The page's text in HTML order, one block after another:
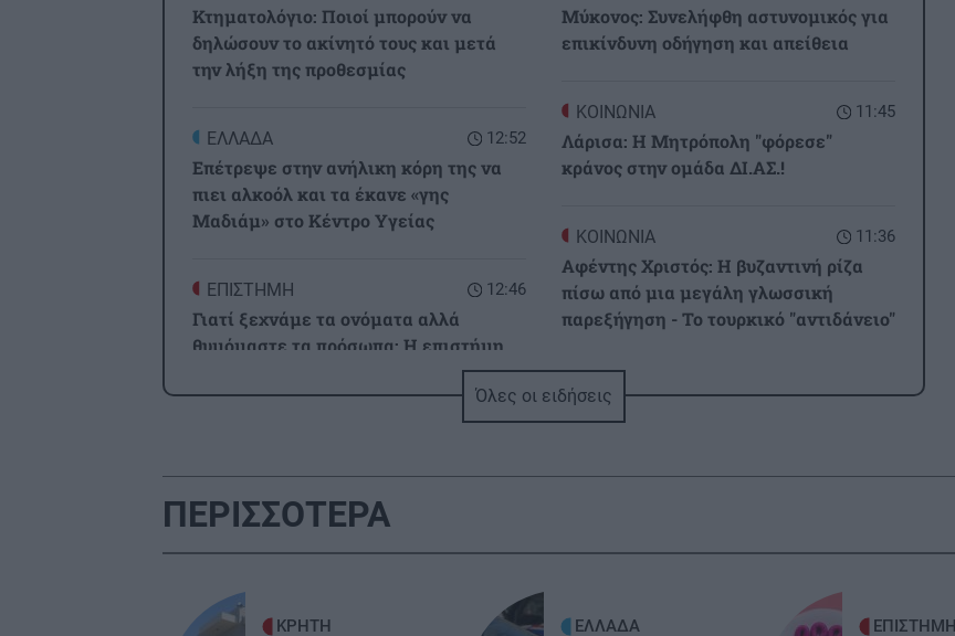
Κτηματολόγιο: Ποιοί μπορούν να
δηλώσουν το ακίνητό τους και μετά
την λήξη της προθεσμίας
12:52
ΕΛΛΑΔΑ
Επέτρεψε στην ανήλικη κόρη της να
πιει αλκοόλ και τα έκανε «γης
Μαδιάμ» στο Κέντρο Υγείας
12:46
ΕΠΙΣΤΗΜΗ
Γιατί ξεχνάμε τα ονόματα αλλά
θυμόμαστε τα πρόσωπα; Η επιστήμη
"Μαύρο φίδι σ' έφαγε": Το ελληνικό
νησί - φάντασμα που κρύβει...το
μυστηριώδες ερπετό!
ΕΛΛΑΔΑ
Τροχαία: 200.000 κλήσεις μόνο για μία
Μύκονος: Συνελήφθη αστυνομικός για
επικίνδυνη οδήγηση και απείθεια
11:45
ΚΟΙΝΩΝΙΑ
Λάρισα: Η Μητρόπολη "φόρεσε"
κράνος στην ομάδα ΔΙ.ΑΣ.!
11:36
ΚΟΙΝΩΝΙΑ
Αφέντης Χριστός: Η βυζαντινή ρίζα
πίσω από μια μεγάλη γλωσσική
παρεξήγηση - Το τουρκικό "αντιδάνειο"
ΤΕΧΝΟΛΟΓΙΑ
Πώς οι χάκερ μπορούν να μολύνουν το
ύδρευσης και τα κενά ασφαλείας
Ανοιχτή η πλατφόρμα για νέες
αιτήσεις – Ti πρέπει να γνωρίζετε
Όλες οι ειδήσεις
ΠΕΡΙΣΣΟΤΕΡΑ
ΚΡΗΤΗ ΕΛΛΑΔΑ ΕΠΙΣΤΗΜΗ